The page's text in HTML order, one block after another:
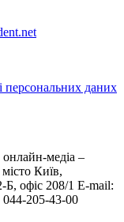
персональних даних
медіа –
Київ,
офіс 208/1 E-mail:
205-43-00